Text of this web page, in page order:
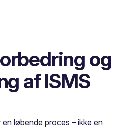
og
af ISMS
løbende proces – ikke en